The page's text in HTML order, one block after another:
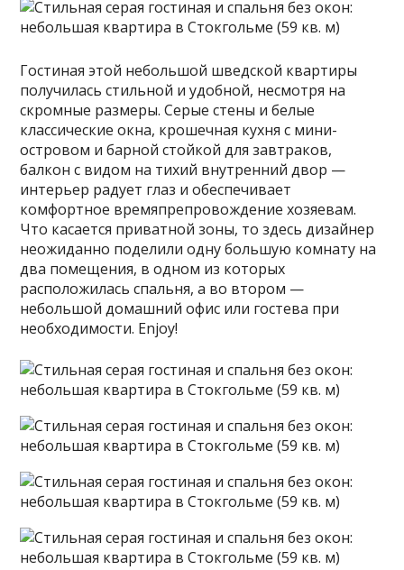
Гостиная этой небольшой шведской квартиры
получилась стильной и удобной, несмотря на
скромные размеры. Серые стены и белые
классические окна, крошечная кухня с мини-
островом и барной стойкой для завтраков,
балкон с видом на тихий внутренний двор —
интерьер радует глаз и обеспечивает
комфортное времяпрепровождение хозяевам.
Что касается приватной зоны, то здесь дизайнер
неожиданно поделили одну большую комнату на
два помещения, в одном из которых
расположилась спальня, а во втором —
небольшой домашний офис или гостева при
необходимости. Enjoy!